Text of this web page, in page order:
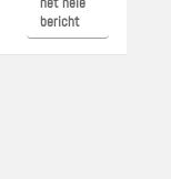
bericht